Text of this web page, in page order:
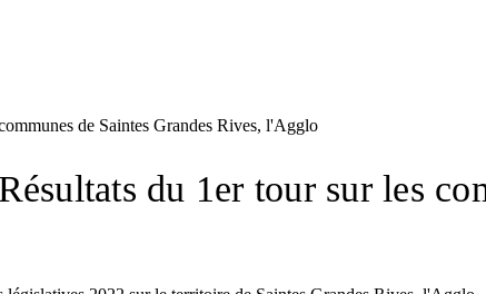
de Saintes Grandes Rives, l'Agglo
du 1er tour sur les